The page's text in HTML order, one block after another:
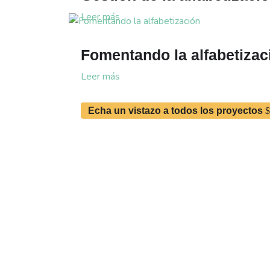
Leer más
Fomentando la
Leer más
Echa un vistazo a todos los proyectos